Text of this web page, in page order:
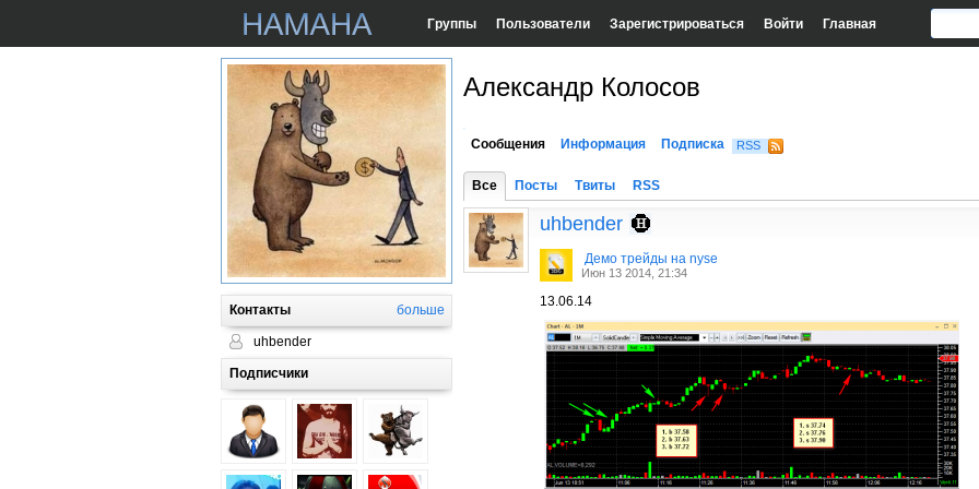
Группы Пользователи Зарегистрироваться Войти Главная
Контакты больше
uhbender
Подписчики
Александр Колосов
Сообщения Информация Подписка RSS
Все Посты Твиты RSS
uhbender
Демо трейды на nyse
Июн 13 2014, 21:34
13.06.14